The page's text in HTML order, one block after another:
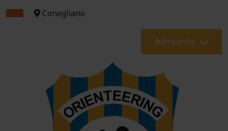
Conegliano
Altre info